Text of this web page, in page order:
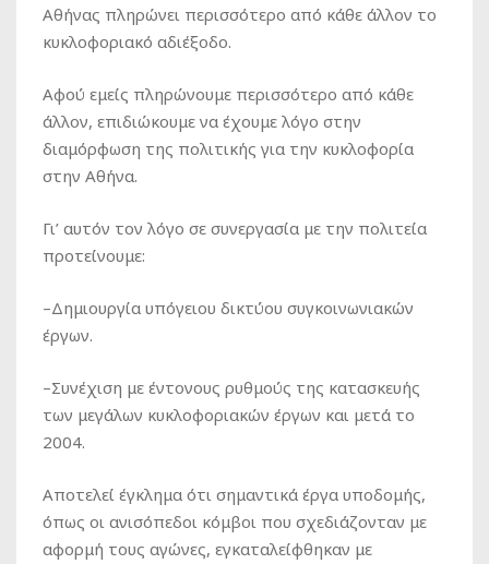
Αθήνας πληρώνει περισσότερο από κάθε άλλον το
κυκλοφοριακό αδιέξοδο.
Αφού εμείς πληρώνουμε περισσότερο από κάθε
άλλον, επιδιώκουμε να έχουμε λόγο στην
διαμόρφωση της πολιτικής για την κυκλοφορία
στην Αθήνα.
Γι’ αυτόν τον λόγο σε συνεργασία με την πολιτεία
προτείνουμε:
–Δημιουργία υπόγειου δικτύου συγκοινωνιακών
έργων.
–Συνέχιση με έντονους ρυθμούς της κατασκευής
των μεγάλων κυκλοφοριακών έργων και μετά το
2004.
Αποτελεί έγκλημα ότι σημαντικά έργα υποδομής,
όπως οι ανισόπεδοι κόμβοι που σχεδιάζονταν με
αφορμή τους αγώνες, εγκαταλείφθηκαν με